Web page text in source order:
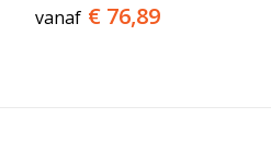
vanaf € 76,89